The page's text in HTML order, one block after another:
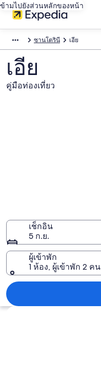
ข้ามไปยังส่วนหลักของหน้า
ซานโตรินี เอีย
เอีย
คู่มือท่องเที่ยว
เช็กอิน
5 ก.ย.
ผู้เข้าพัก
1 ห้อง, ผู้เข้าพัก 2 คน
สำรวจแผนที่